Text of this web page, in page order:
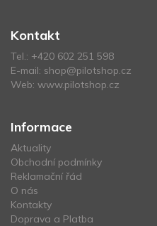
Kontakt
Tel.: +420 602 251 598
E-mail: shop@pilotshop.cz
Web: www.pilotshop.cz
Informace
Aktuality
Obchodní podmínky
Reklamační řád
O nás
Kontakty
Doprava a Platba